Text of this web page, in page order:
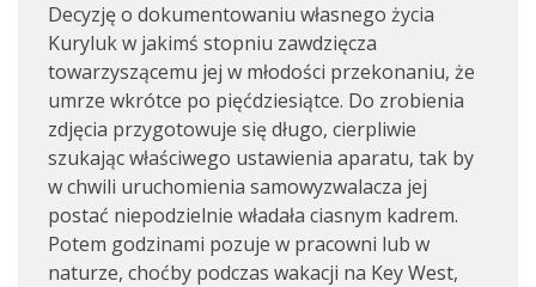
Decyzję o dokumentowaniu własnego życia
Kuryluk w jakimś stopniu zawdzięcza
towarzyszącemu jej w młodości przekonaniu, że
umrze wkrótce po pięćdziesiątce. Do zrobienia
zdjęcia przygotowuje się długo, cierpliwie
szukając właściwego ustawienia aparatu, tak by
w chwili uruchomienia samowyzwalacza jej
postać niepodzielnie władała ciasnym kadrem.
Potem godzinami pozuje w pracowni lub w
naturze, choćby podczas wakacji na Key West,